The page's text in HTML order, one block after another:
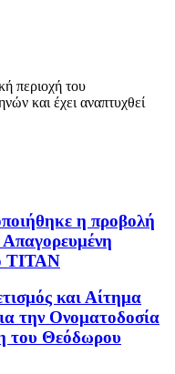
περιοχή του
και έχει αναπτυχθεί
η προβολή
Απαγορευμένη
ΤΙΤΑΝ
και Αίτημα
την Ονοματοδοσία
του Θεόδωρου